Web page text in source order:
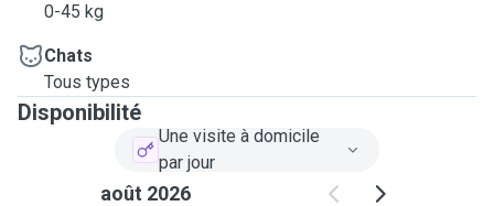
0-45 kg
Chats
Tous types
Disponibilité
Une visite à domicile
par jour
août 2026